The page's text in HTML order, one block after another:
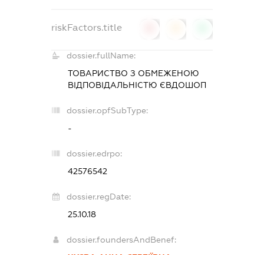
riskFactors.title
dossier.fullName:
ТОВАРИСТВО З ОБМЕЖЕНОЮ
ВІДПОВІДАЛЬНІСТЮ ЄВДОШОП
dossier.opfSubType:
-
dossier.edrpo:
42576542
dossier.regDate:
25.10.18
dossier.foundersAndBenef: